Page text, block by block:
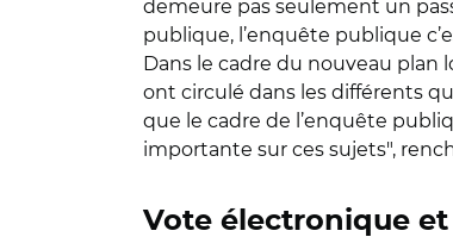
demeure pas seulement un
publique, l’enquête publique
Dans le cadre du nouveau plan
ont circulé dans les différents
que le cadre de l’enquête
importante sur ces sujets",
Vote électronique